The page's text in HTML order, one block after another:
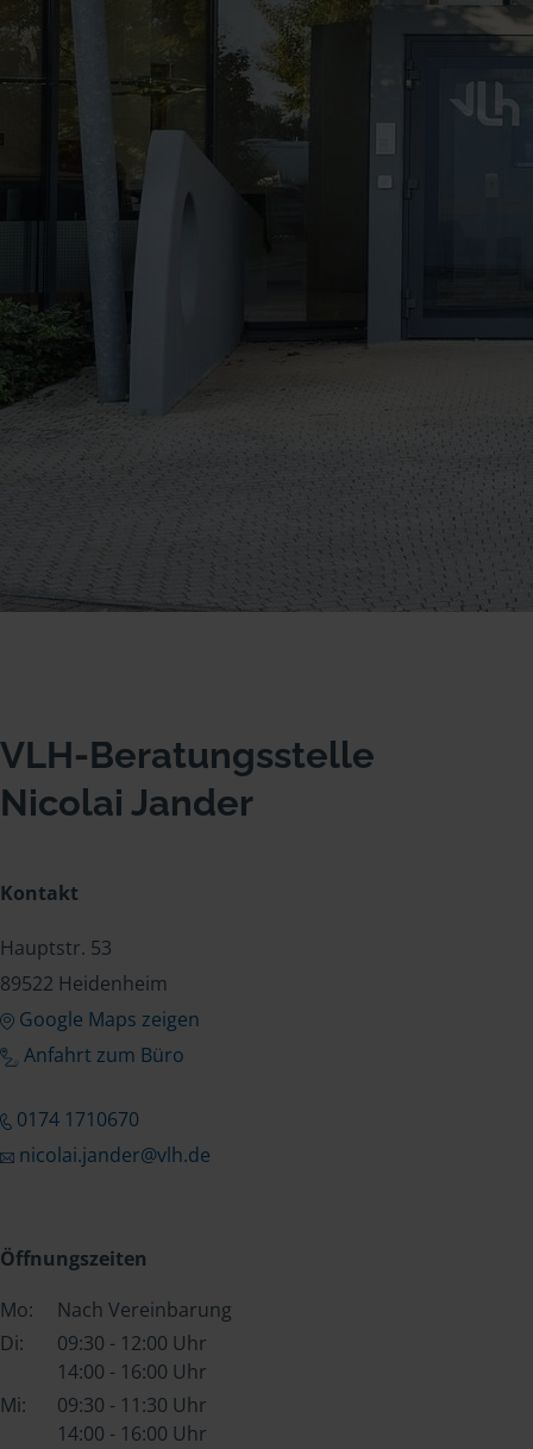
VLH-Beratungsstelle
Nicolai Jander
Kontakt
Hauptstr. 53
89522 Heidenheim
Google Maps zeigen
Anfahrt zum Büro
0174 1710670
nicolai.jander@vlh.de
Öffnungszeiten
Mo:
Nach Vereinbarung
Di:
09:30 - 12:00 Uhr
14:00 - 16:00 Uhr
Mi:
09:30 - 11:30 Uhr
14:00 - 16:00 Uhr